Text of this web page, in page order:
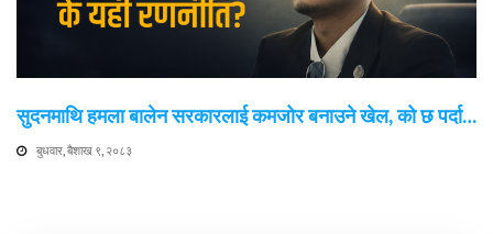
सुदनमाथि हमला बालेन सरकारलाई कमजोर बनाउने खेल, को छ पर्दा…
बुधवार, बैशाख ९, २०८३